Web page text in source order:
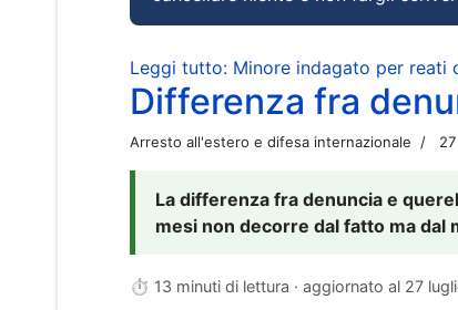
Leggi tutto: Minore indagato per reati
Differenza fra
Arresto all'estero e difesa internazionale
La differenza fra denuncia e
mesi non decorre dal fatto ma dal
⏱ 13 minuti di lettura · aggiornato al 27